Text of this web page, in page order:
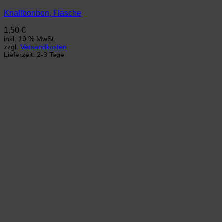
Knallbonbon, Flasche
1,50 €
inkl. 19 % MwSt.
zzgl. Versandkosten
Lieferzeit: 2-3 Tage